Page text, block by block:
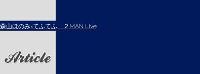
森山ほのみ×てふてふ ２MAN Live